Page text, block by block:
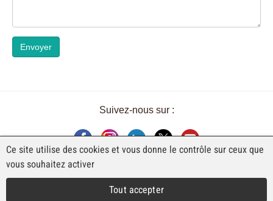
Envoyer
Suivez-nous sur :
UNE EXPOSITION DE FAJI SA
Rue Industrielle 98
Ce site utilise des cookies et vous donne le contrôle sur ceux que
vous souhaitez activer
Tout accepter